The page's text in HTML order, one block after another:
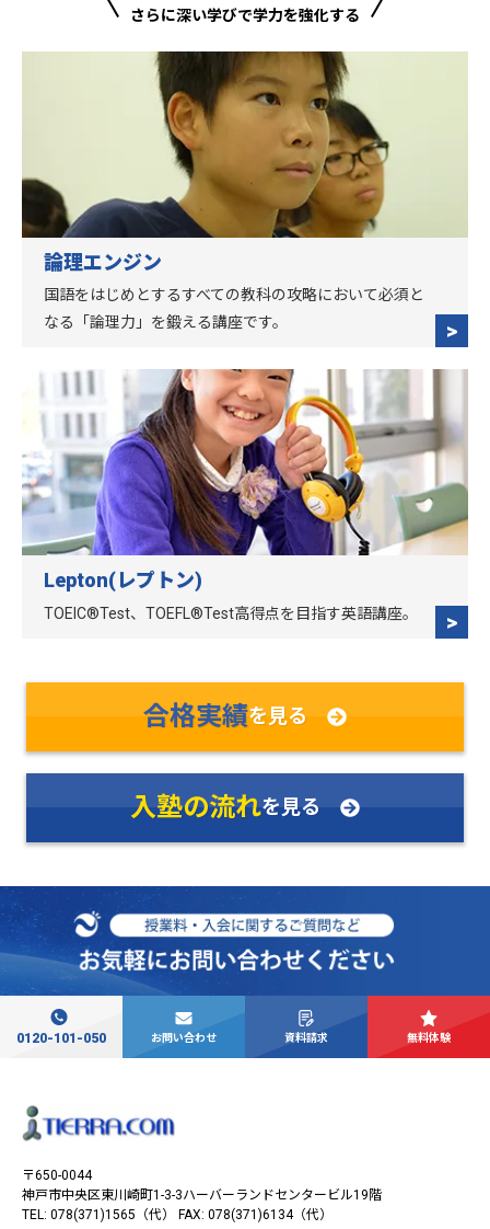
さらに深い学びで学力を強化する
論理エンジン
国語をはじめとするすべての教科の攻略において必須と
なる「論理力」を鍛える講座です。
Lepton(レプトン)
TOEIC®Test、TOEFL®Test高得点を目指す英語講座。
合格実績を見る
入塾の流れを見る
0120-101-050 お問い合わせ 資料請求 無料体験
〒650-0044
神戸市中央区東川崎町1-3-3ハーバーランドセンタービル19階
TEL: 078(371)1565（代） FAX: 078(371)6134（代）